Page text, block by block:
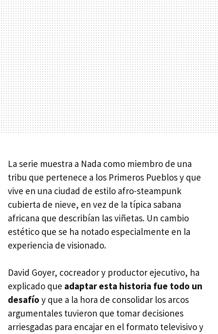
La serie muestra a Nada como miembro de una
tribu que pertenece a los Primeros Pueblos y que
vive en una ciudad de estilo afro-steampunk
cubierta de nieve, en vez de la típica sabana
africana que describían las viñetas. Un cambio
estético que se ha notado especialmente en la
experiencia de visionado.
David Goyer, cocreador y productor ejecutivo, ha
explicado que adaptar esta historia fue todo un
desafío y que a la hora de consolidar los arcos
argumentales tuvieron que tomar decisiones
arriesgadas para encajar en el formato televisivo y